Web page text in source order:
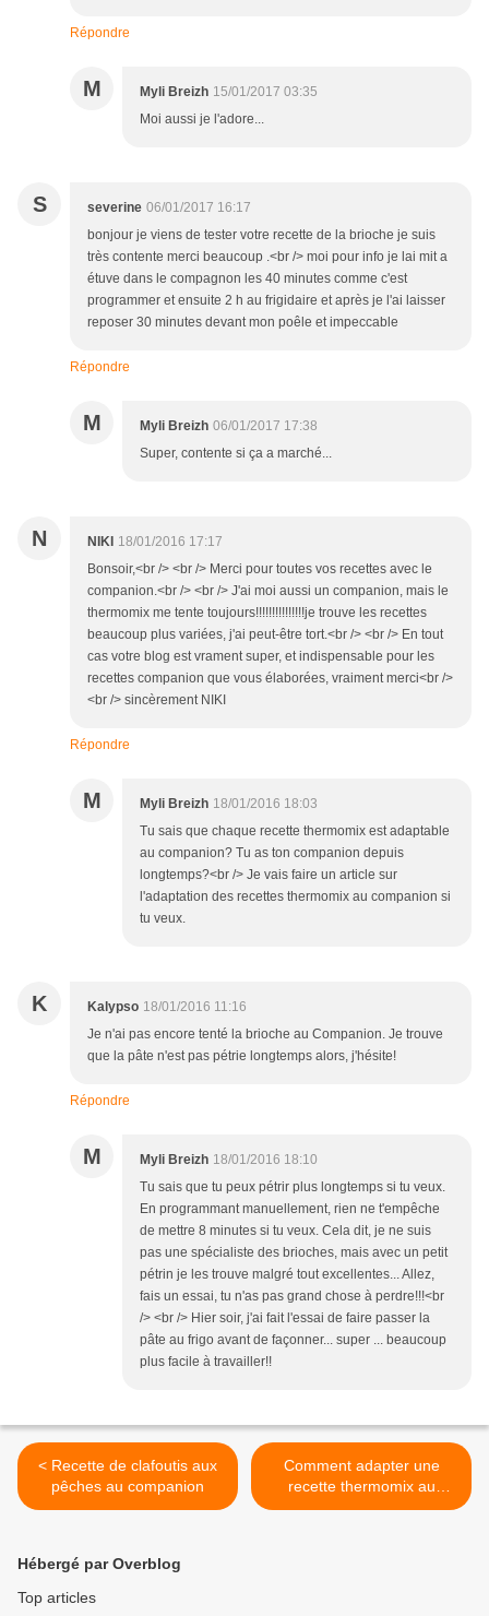
Répondre
M Myli Breizh 15/01/2017 03:35
Moi aussi je l'adore...
S severine 06/01/2017 16:17
bonjour je viens de tester votre recette de la brioche je suis
très contente merci beaucoup .<br /> moi pour info je lai mit a
étuve dans le compagnon les 40 minutes comme c'est
programmer et ensuite 2 h au frigidaire et après je l'ai laisser
reposer 30 minutes devant mon poêle et impeccable
Répondre
M Myli Breizh 06/01/2017 17:38
Super, contente si ça a marché...
N NIKI 18/01/2016 17:17
Bonsoir,<br /> <br /> Merci pour toutes vos recettes avec le
companion.<br /> <br /> J'ai moi aussi un companion, mais le
thermomix me tente toujours!!!!!!!!!!!!!!!je trouve les recettes
beaucoup plus variées, j'ai peut-être tort.<br /> <br /> En tout
cas votre blog est vrament super, et indispensable pour les
recettes companion que vous élaborées, vraiment merci<br />
<br /> sincèrement NIKI
Répondre
M Myli Breizh 18/01/2016 18:03
Tu sais que chaque recette thermomix est adaptable
au companion? Tu as ton companion depuis
longtemps?<br /> Je vais faire un article sur
l'adaptation des recettes thermomix au companion si
tu veux.
K Kalypso 18/01/2016 11:16
Je n'ai pas encore tenté la brioche au Companion. Je trouve
que la pâte n'est pas pétrie longtemps alors, j'hésite!
Répondre
M Myli Breizh 18/01/2016 18:10
Tu sais que tu peux pétrir plus longtemps si tu veux.
En programmant manuellement, rien ne t'empêche
de mettre 8 minutes si tu veux. Cela dit, je ne suis
pas une spécialiste des brioches, mais avec un petit
pétrin je les trouve malgré tout excellentes... Allez,
fais un essai, tu n'as pas grand chose à perdre!!!<br
/> <br /> Hier soir, j'ai fait l'essai de faire passer la
pâte au frigo avant de façonner... super ... beaucoup
plus facile à travailler!!
< Recette de clafoutis aux
pêches au companion
Comment adapter une
recette thermomix au
companion moulinex >
Hébergé par Overblog
Top articles